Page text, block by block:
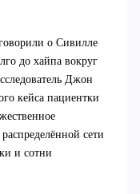
о Сивилле
до хайпа вокруг
Джон
кейса пациентки
сети
и сотни